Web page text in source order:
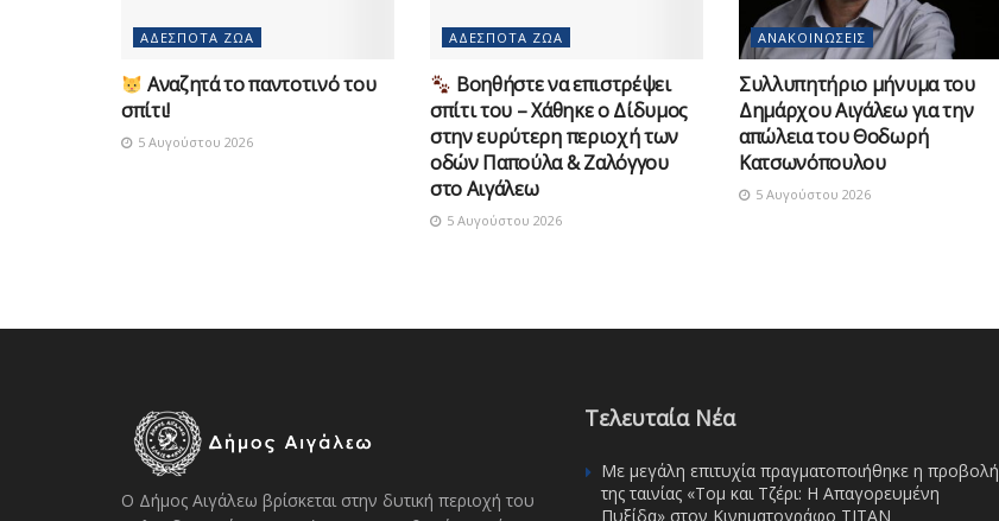
ΑΔΈΣΠΟΤΑ ΖΏΑ
Αναζητά το παντοτινό του
σπίτι!
5 Αυγούστου 2026
ΑΔΈΣΠΟΤΑ ΖΏΑ
Βοηθήστε να επιστρέψει
σπίτι του – Χάθηκε ο Δίδυμος
στην ευρύτερη περιοχή των
οδών Παπούλα & Ζαλόγγου
στο Αιγάλεω
5 Αυγούστου 2026
ΑΝΑΚΟΙΝΏΣΕΙΣ
Συλλυπητήριο μήνυμα του
Δημάρχου Αιγάλεω για την
απώλεια του Θοδωρή
Κατσωνόπουλου
5 Αυγούστου 2026
Ο Δήμος Αιγάλεω βρίσκεται στην δυτική περιοχή του
Τελευταία Νέα
Με μεγάλη επιτυχία πραγματοποιήθηκε η προβολή
της ταινίας «Τομ και Τζέρι: Η Απαγορευμένη
Πυξίδα» στον Κινηματογράφο ΤΙΤΑΝ